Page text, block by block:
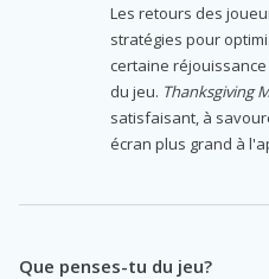
Les retours des
stratégies pour
certaine
du jeu. Thanksgiving
satisfaisant, à
écran plus grand à
Que penses-tu du jeu?